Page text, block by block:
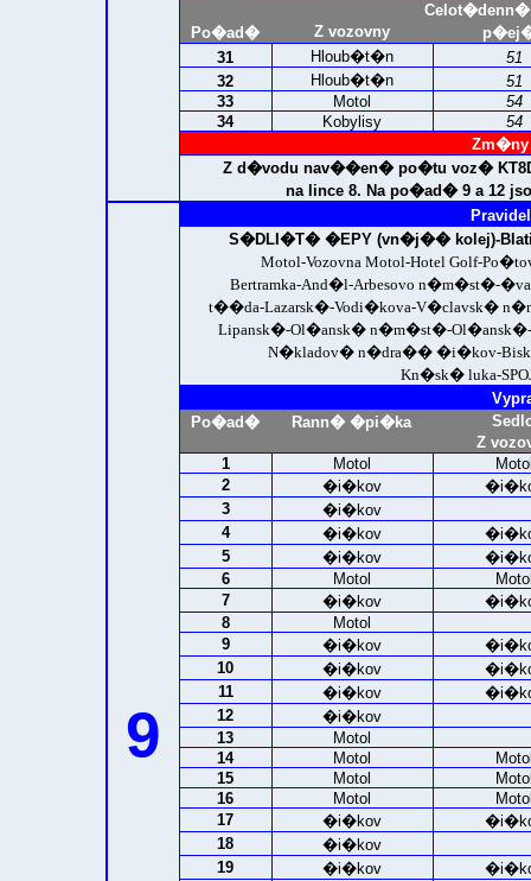
Po�ad�
Z vozovny
31
Hloub�t�n
51
32
Hloub�t�n
51
33
Motol
54
34
Kobylisy
54
Zm�ny
Z d�vodu nav��en� po�tu voz�
na lince 8. Na po�ad� 9 a 12
9
S�DLI�T� �EPY (vn�j�� kolej)-
Motol-Vozovna Motol-Hotel Golf-
Bertramka-And�l-Arbesovo n�m�st�-
t��da-Lazarsk�-Vodi�kova-V�clavsk�
Lipansk�-Ol�ansk� n�m�st�-
N�kladov� n�dra�� �i�kov-
Kn�sk� luka-
Po�ad�
Rann� �pi�ka
Z
1
Motol
2
�i�kov
3
�i�kov
4
�i�kov
5
�i�kov
6
Motol
7
�i�kov
8
Motol
9
�i�kov
10
�i�kov
11
�i�kov
12
�i�kov
13
Motol
14
Motol
15
Motol
16
Motol
17
�i�kov
18
�i�kov
19
�i�kov